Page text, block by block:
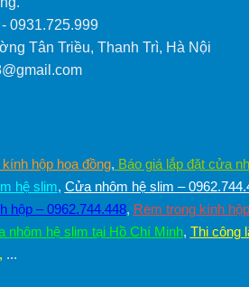
0931.725.999
Tân Triều, Thanh Trì, Hà Nội
kính hộp hoa đồng, Báo giá lắp đặt cửa
hệ slim, Cửa nhôm hệ slim –
hộp – 0962.744.448, Rèm trong kính
nhôm hệ slim tại Hồ Chí Minh, Thi công
...